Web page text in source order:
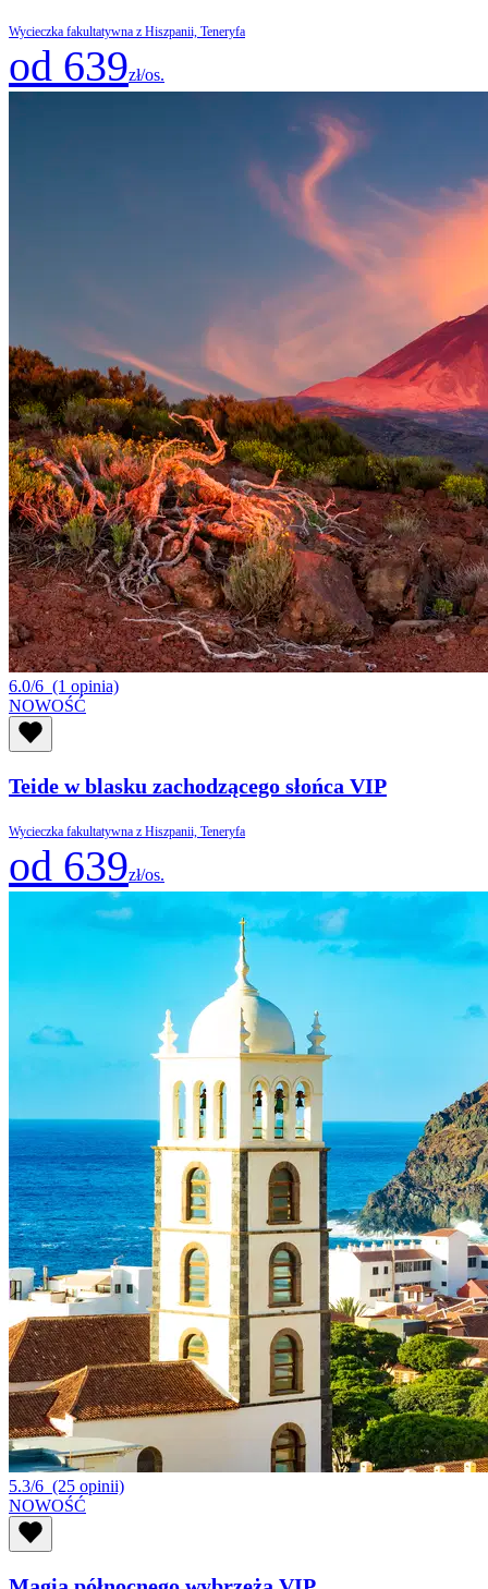
Wycieczka fakultatywna z Hiszpanii, Teneryfa
od 639zł/os.
6.0/6 (1 opinia)
NOWOŚĆ
Teide w blasku zachodzącego słońca VIP
Wycieczka fakultatywna z Hiszpanii, Teneryfa
od 639zł/os.
5.3/6 (25 opinii)
NOWOŚĆ